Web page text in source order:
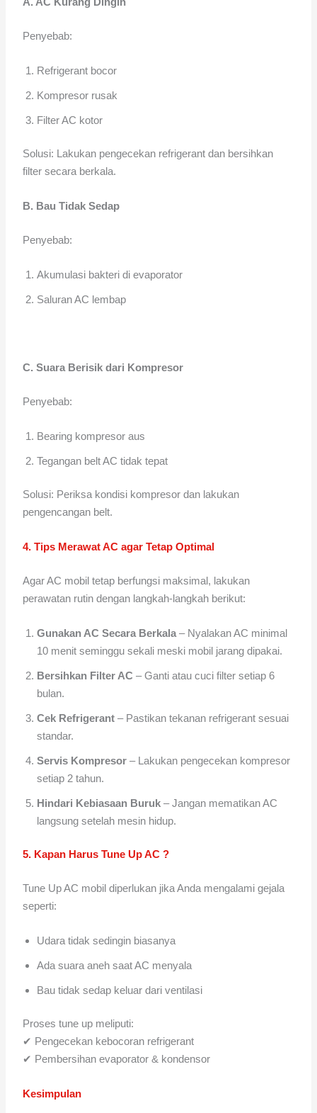
Penyebab:
Refrigerant bocor
Kompresor rusak
Filter AC kotor
Solusi: Lakukan pengecekan refrigerant dan bersihkan
filter secara berkala.
B. Bau Tidak Sedap
Penyebab:
Akumulasi bakteri di evaporator
Saluran AC lembap
C. Suara Berisik dari Kompresor
Penyebab:
Bearing kompresor aus
Tegangan belt AC tidak tepat
Solusi: Periksa kondisi kompresor dan lakukan
pengencangan belt.
4. Tips Merawat AC agar Tetap Optimal
Agar AC mobil tetap berfungsi maksimal, lakukan
perawatan rutin dengan langkah-langkah berikut:
Gunakan AC Secara Berkala – Nyalakan AC minimal
10 menit seminggu sekali meski mobil jarang dipakai.
Bersihkan Filter AC – Ganti atau cuci filter setiap 6
bulan.
Cek Refrigerant – Pastikan tekanan refrigerant sesuai
standar.
Servis Kompresor – Lakukan pengecekan kompresor
setiap 2 tahun.
Hindari Kebiasaan Buruk – Jangan mematikan AC
langsung setelah mesin hidup.
5. Kapan Harus Tune Up AC ?
Tune Up AC mobil diperlukan jika Anda mengalami gejala
seperti:
Udara tidak sedingin biasanya
Ada suara aneh saat AC menyala
Bau tidak sedap keluar dari ventilasi
Proses tune up meliputi:
✔ Pengecekan kebocoran refrigerant
✔ Pembersihan evaporator & kondensor
Kesimpulan